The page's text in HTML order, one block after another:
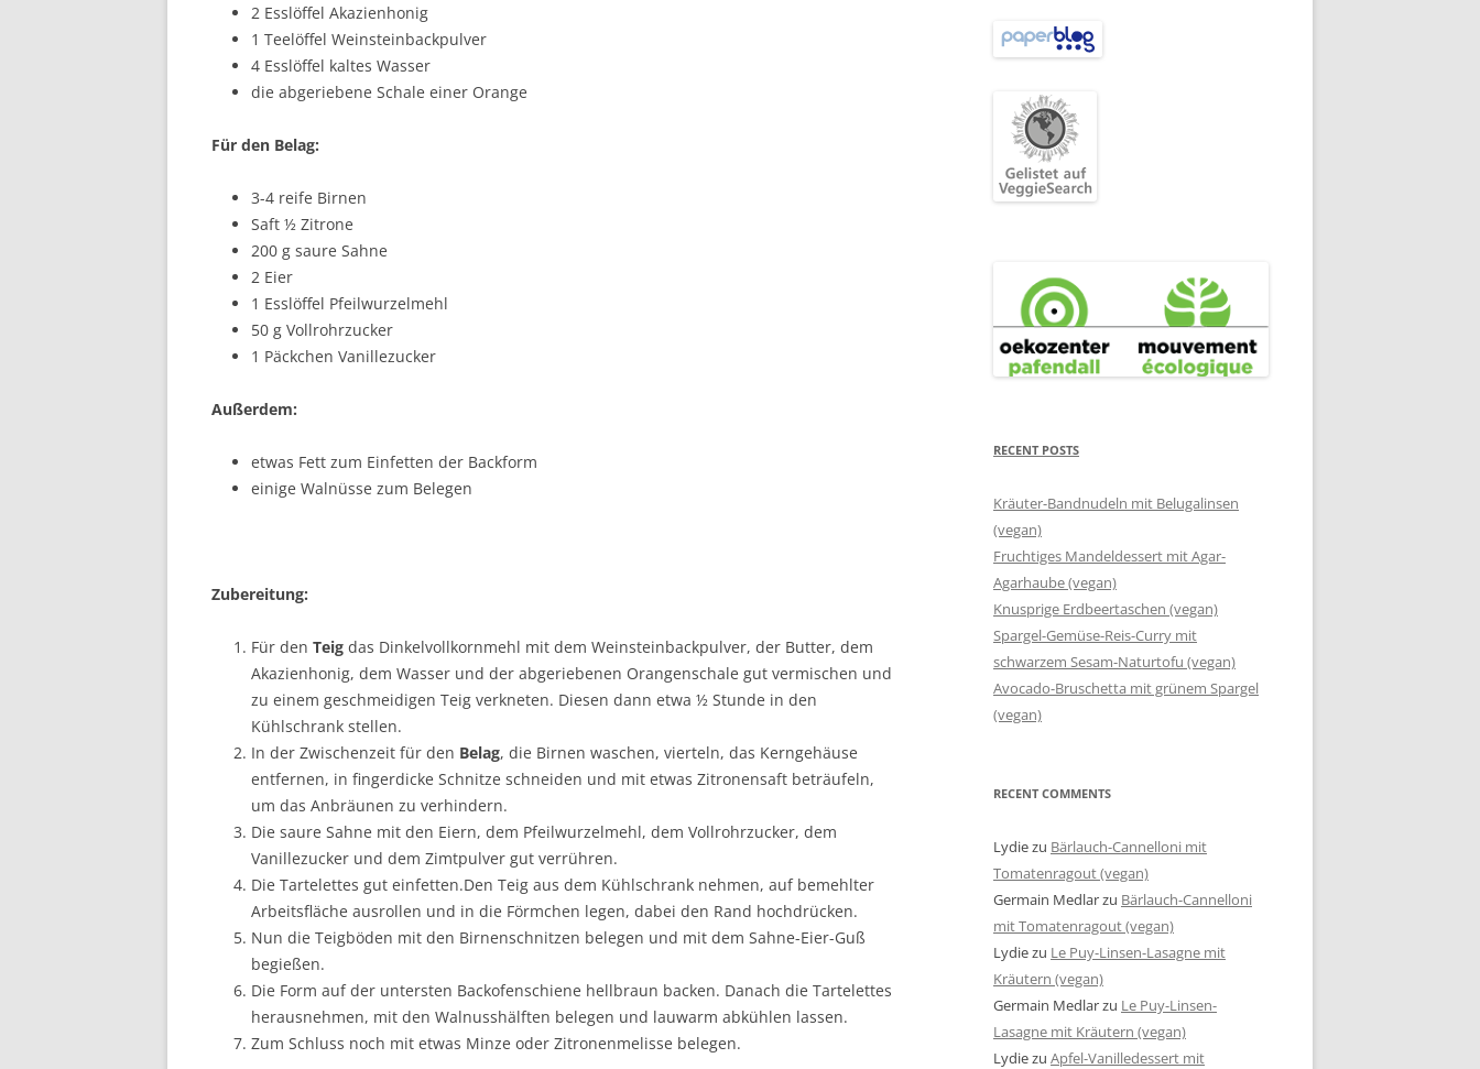
2 Esslöffel Akazienhonig
1 Teelöffel Weinsteinbackpulver
4 Esslöffel kaltes Wasser
die abgeriebene Schale einer Orange
Für den Belag:
3-4 reife Birnen
Saft ½ Zitrone
200 g saure Sahne
2 Eier
1 Esslöffel Pfeilwurzelmehl
50 g Vollrohrzucker
1 Päckchen Vanillezucker
Außerdem:
etwas Fett zum Einfetten der Backform
einige Walnüsse zum Belegen
Zubereitung:
Für den Teig das Dinkelvollkornmehl mit dem Weinsteinbackpulver, der Butter, dem
Akazienhonig, dem Wasser und der abgeriebenen Orangenschale gut vermischen und
zu einem geschmeidigen Teig verkneten. Diesen dann etwa ½ Stunde in den
Kühlschrank stellen.
In der Zwischenzeit für den Belag, die Birnen waschen, vierteln, das Kerngehäuse
entfernen, in fingerdicke Schnitze schneiden und mit etwas Zitronensaft beträufeln,
um das Anbräunen zu verhindern.
Die saure Sahne mit den Eiern, dem Pfeilwurzelmehl, dem Vollrohrzucker, dem
Vanillezucker und dem Zimtpulver gut verrühren.
Die Tartelettes gut einfetten.Den Teig aus dem Kühlschrank nehmen, auf bemehlter
Arbeitsfläche ausrollen und in die Förmchen legen, dabei den Rand hochdrücken.
Nun die Teigböden mit den Birnenschnitzen belegen und mit dem Sahne-Eier-Guß
begießen.
Die Form auf der untersten Backofenschiene hellbraun backen. Danach die Tartelettes
herausnehmen, mit den Walnusshälften belegen und lauwarm abkühlen lassen.
Zum Schluss noch mit etwas Minze oder Zitronenmelisse belegen.
RECENT POSTS
Kräuter-Bandnudeln mit Belugalinsen
(vegan)
Fruchtiges Mandeldessert mit Agar-
Agarhaube (vegan)
Knusprige Erdbeertaschen (vegan)
Spargel-Gemüse-Reis-Curry mit
schwarzem Sesam-Naturtofu (vegan)
Avocado-Bruschetta mit grünem Spargel
(vegan)
RECENT COMMENTS
Lydiezu Bärlauch-Cannelloni mit
Tomatenragout (vegan)
Germain Medlarzu Bärlauch-Cannelloni
mit Tomatenragout (vegan)
Lydiezu Le Puy-Linsen-Lasagne mit
Kräutern (vegan)
Germain Medlarzu Le Puy-Linsen-
Lasagne mit Kräutern (vegan)
Lydiezu Apfel-Vanilledessert mit